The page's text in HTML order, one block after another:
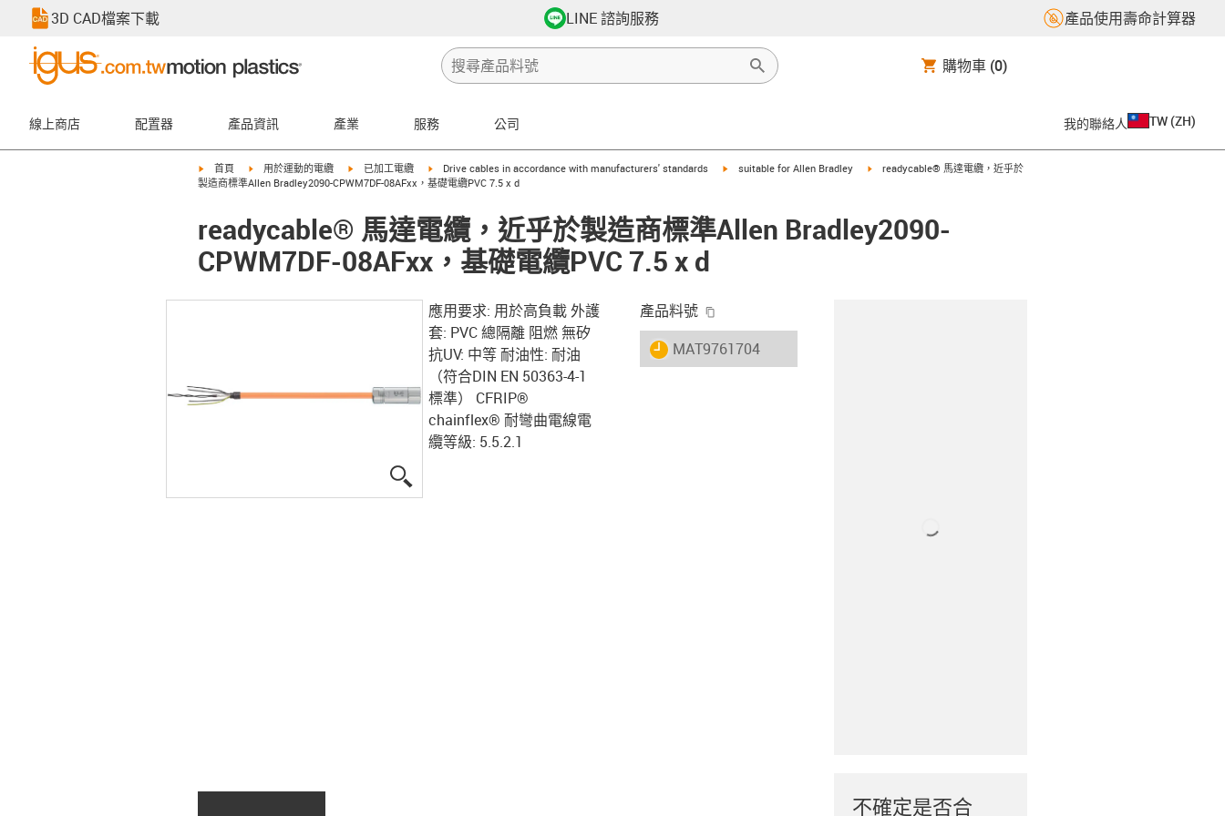
3D CAD檔案下載 LINE 諮詢服務 產品使用壽命計算器
購物車 (0)
線上商店 配置器 產品資訊 產業 服務 公司 我的聯絡人 TW (ZH)
igus-icon-arrow-right
首頁 igus-icon-arrow-right
用於運動的電纜 igus-icon-arrow-right
已加工電纜 igus-icon-arrow-right
Drive cables in accordance with manufacturers' standards igus-icon-arrow-right
suitable for Allen Bradley igus-icon-arrow-right
readycable® 馬達電纜，近乎於
製造商標準Allen Bradley2090-CPWM7DF-08AFxx，基礎電纜PVC 7.5 x d
readycable® 馬達電纜，近乎於製造商標準Allen Bradley2090-
CPWM7DF-08AFxx，基礎電纜PVC 7.5 x d
應用要求: 用於高負載 外護
套: PVC 總隔離 阻燃 無矽
抗UV: 中等 耐油性: 耐油
（符合DIN EN 50363-4-1
標準） CFRIP®
chainflex® 耐彎曲電線電
纜等級: 5.5.2.1
產品料號
igus-icon-lieferzeit
MAT9761704
不確定是否合